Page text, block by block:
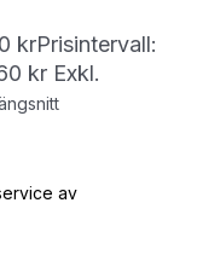
krPrisintervall:
kr Exkl.
av